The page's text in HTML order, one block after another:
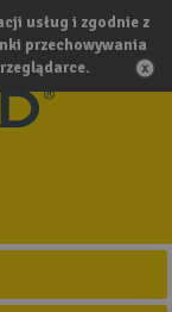
usług i zgodnie z
przechowywania